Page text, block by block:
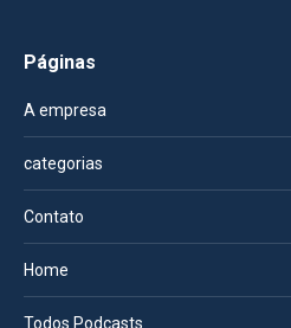
Páginas
A empresa
categorias
Contato
Home
Todos Podcasts